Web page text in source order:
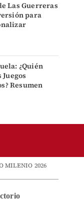
Las Guerreras
para
¿Quién
Resumen
MILENIO 2026